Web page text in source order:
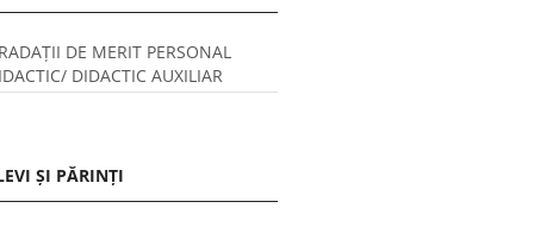
DE MERIT PERSONAL
DIDACTIC AUXILIAR
ȘI PĂRINȚI